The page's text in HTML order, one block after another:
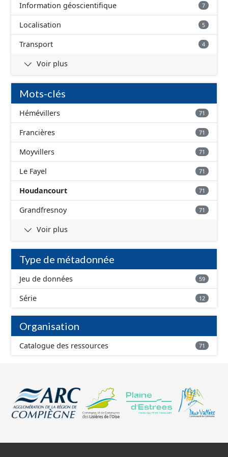
Information géoscientifique 7
Localisation 5
Transport 4
Voir plus
Mots-clés
Hémévillers 71
Francières 71
Moyvillers 71
Le Fayel 71
Houdancourt 71
Grandfresnoy 71
Voir plus
Type de métadonnée
Jeu de données 59
Série 12
Organisation
Catalogue des ressources 71